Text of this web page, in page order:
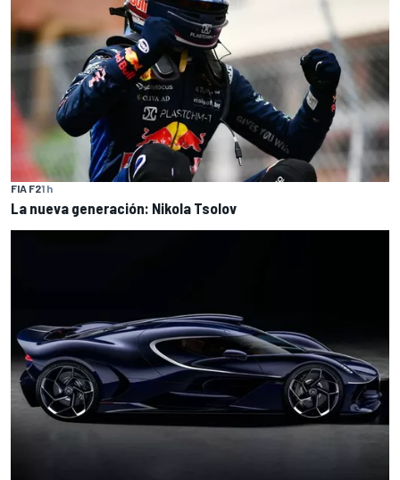
FIA F21 h
La nueva generación: Nikola Tsolov